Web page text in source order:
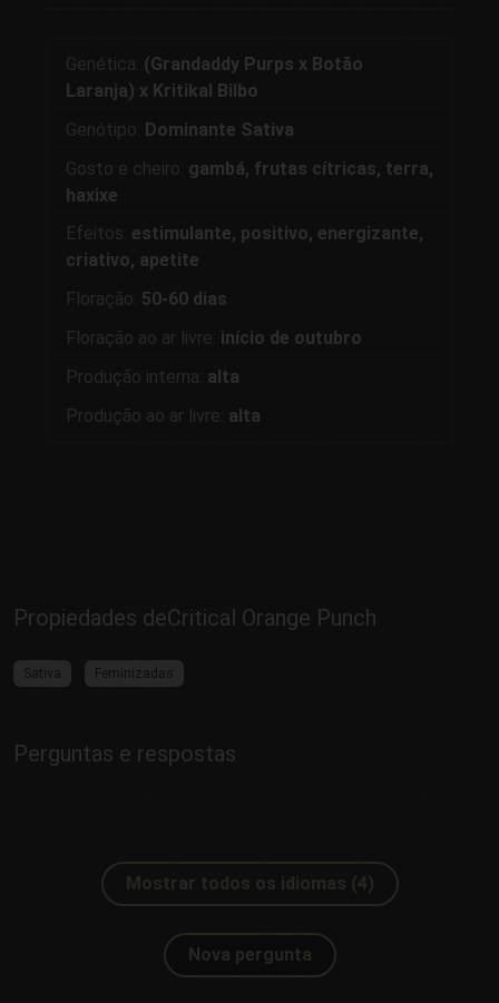
Genética: (Grandaddy Purps x Botão
Laranja) x Kritikal Bilbo
Genótipo: Dominante Sativa
Gosto e cheiro: gambá, frutas cítricas, terra,
haxixe
Efeitos: estimulante, positivo, energizante,
criativo, apetite
Floração: 50-60 dias
Floração ao ar livre: início de outubro
Produção interna: alta
Produção ao ar livre: alta
Propiedades deCritical Orange Punch
Sativa Feminizadas
Perguntas e respostas
Mostrar todos os idiomas (4)
Nova pergunta